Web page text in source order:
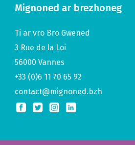
Mignoned ar brezhoneg
Ti ar vro Bro Gwened
3 Rue de la Loi
56000 Vannes
+33 (0)6 11 70 65 92
contact@mignoned.bzh